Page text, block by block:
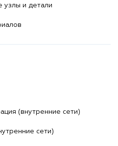
узлы и детали
(внутренние сети)
сети)